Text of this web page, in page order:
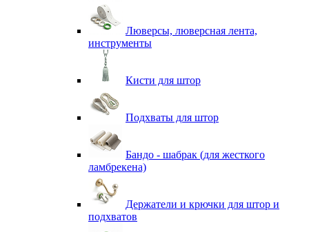
Люверсы, люверсная лента,
инструменты
Кисти для штор
Подхваты для штор
Бандо - шабрак (для жесткого
ламбрекена)
Держатели и крючки для штор и
подхватов